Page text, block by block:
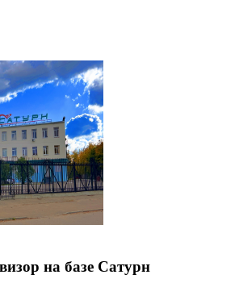
на базе Сатурн